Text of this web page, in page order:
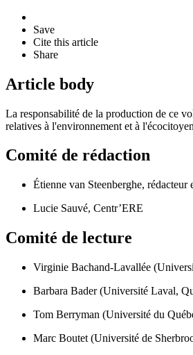
Save
Cite this article
Share
Article body
La responsabilité de la production de ce
relatives à l'environnement et à
Comité de rédaction
Étienne van Steenberghe, rédacteur
Lucie Sauvé, Centr’ERE
Comité de lecture
Virginie Bachand-Lavallée
Barbara Bader (Université Laval,
Tom Berryman (Université du
Marc Boutet (Université de